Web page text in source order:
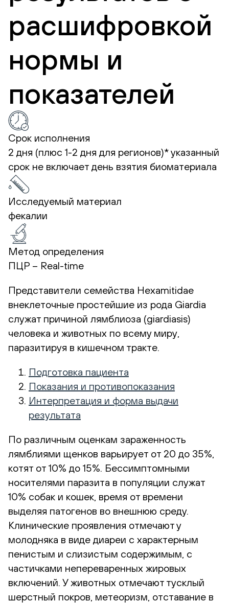
расшифровкой
нормы и
показателей
Срок исполнения
2 дня (плюс 1-2 дня для регионов)*указанный
срок не включает день взятия биоматериала
Исследуемый материал
фекалии
Метод определения
ПЦР – Real-time
Представители семейства Hexamitidae
внеклеточные простейшие из рода Giardia
служат причиной лямблиоза (giardiasis)
человека и животных по всему миру,
паразитируя в кишечном тракте.
Подготовка пациента
Показания и противопоказания
Интерпретация и форма выдачи
результата
По различным оценкам зараженность
лямблиями щенков варьирует от 20 до 35%,
котят от 10% до 15%. Бессимптомными
носителями паразита в популяции служат
10% собак и кошек, время от времени
выделяя патогенов во внешнюю среду.
Клинические проявления отмечают у
молодняка в виде диареи с характерным
пенистым и слизистым содержимым, с
частичками непереваренных жировых
включений. У животных отмечают тусклый
шерстный покров, метеоризм, отставание в